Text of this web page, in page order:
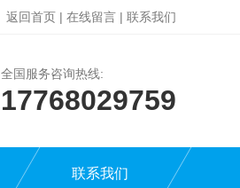
返回首页 | 在线留言 | 联系我们
全国服务咨询热线:
17768029759
联系我们